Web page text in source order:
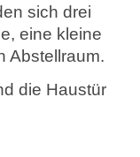
sich drei
eine kleine
Abstellraum.
die Haustür